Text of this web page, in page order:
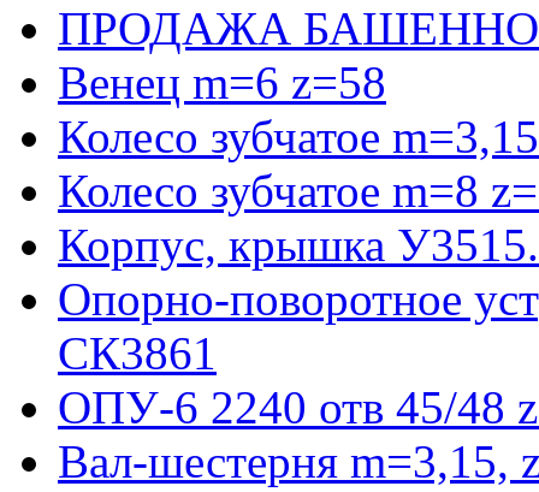
ПРОДАЖА
Венец m=6 z=58
Колесо зубчатое
Колесо зубчатое m=8
Корпус, крышка
Опорно-поворотное
СК3861
ОПУ-6 2240 отв 45/48
Вал-шестерня m=3,15,